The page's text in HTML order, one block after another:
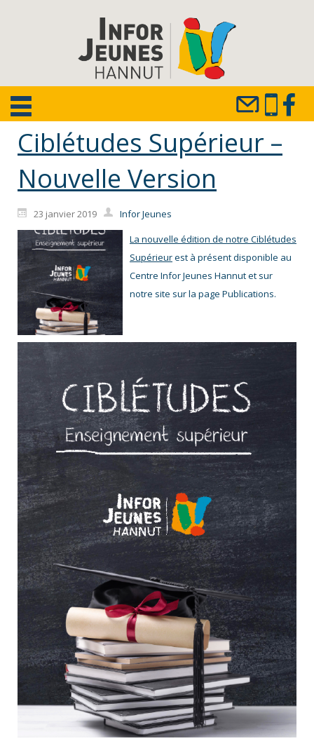
Ciblétudes Supérieur –
Nouvelle Version
23 janvier 2019 Infor Jeunes
La nouvelle édition de notre Ciblétudes
Supérieurest à présent disponible au
Centre Infor Jeunes Hannut et sur
notre site sur la page Publications.